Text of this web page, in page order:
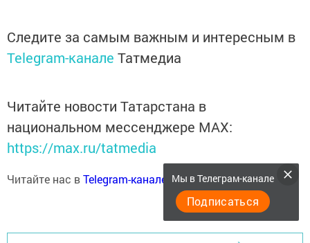
Следите за самым важным и интересным в
Telegram-канале Татмедиа
Читайте новости Татарстана в
национальном мессенджере MАХ:
https://max.ru/tatmedia
Читайте нас вTelegram-канале Высокогорские вести
Мы в Телеграм-канале
Подписаться